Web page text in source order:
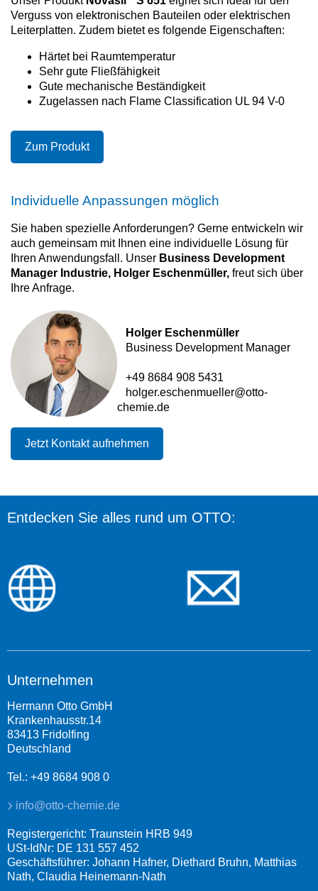
Verguss von elektronischen Bauteilen oder elektrischen
Leiterplatten. Zudem bietet es folgende Eigenschaften:
Härtet bei Raumtemperatur
Sehr gute Fließfähigkeit
Gute mechanische Beständigkeit
Zugelassen nach Flame Classification UL 94 V-0
Zum Produkt
Individuelle Anpassungen möglich
Sie haben spezielle Anforderungen? Gerne entwickeln wir
auch gemeinsam mit Ihnen eine individuelle Lösung für
Ihren Anwendungsfall. Unser Business Development
Manager Industrie, Holger Eschenmüller, freut sich über
Ihre Anfrage.
Holger Eschenmüller
Business Development Manager
+49 8684 908 5431
holger.eschenmueller@otto-
chemie.de
Jetzt Kontakt aufnehmen
Entdecken Sie alles rund um OTTO:
Unternehmen
Hermann Otto GmbH
Krankenhausstr.14
83413 Fridolfing
Deutschland
Tel.: +49 8684 908 0
info@otto-chemie.de
Registergericht: Traunstein HRB 949
USt-IdNr: DE 131 557 452
Geschäftsführer: Johann Hafner, Diethard Bruhn, Matthias
Nath, Claudia Heinemann-Nath